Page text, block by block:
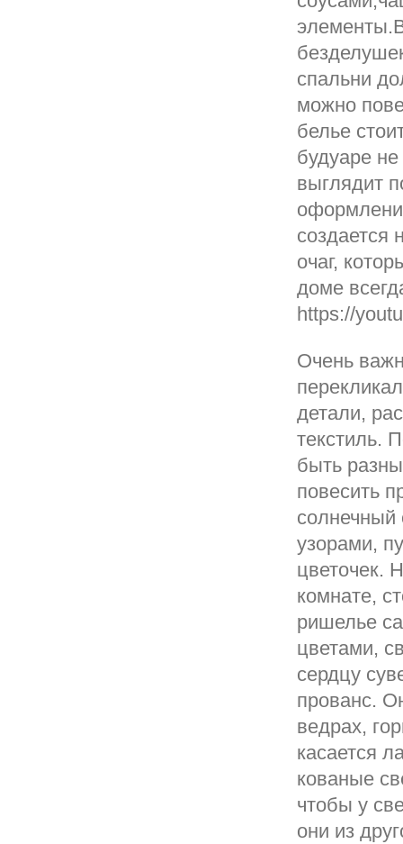
спальни
можно
белье
будуаре
выглядит
создается
очаг,
доме
https://
Очень
детали,
текстиль.
быть
повесить
солнечный
узорами,
цветочек.
комнате,
ришелье
цветами,
сердцу
прованс.
ведрах,
касается
кованые
чтобы у
они из